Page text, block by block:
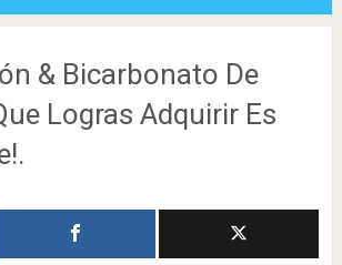
& Bicarbonato De
Logras Adquirir Es